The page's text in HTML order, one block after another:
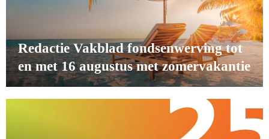
Redactie Vakblad fondsenwerving tot
en met 16 augustus met zomervakantie